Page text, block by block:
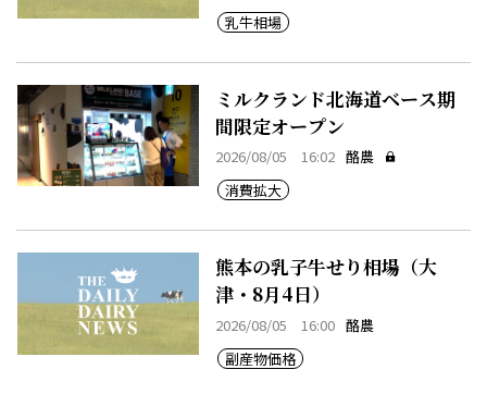
乳牛相場
ミルクランド北海道ベース期
間限定オープン
2026/08/05 16:02 酪農
消費拡大
熊本の乳子牛せり相場（大
津・8月4日）
2026/08/05 16:00 酪農
副産物価格